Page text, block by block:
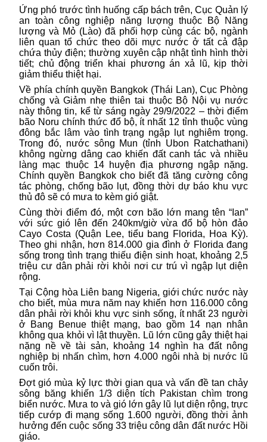
Ứng phó trước tình huống cấp bách trên, Cục Quản lý
an toàn công nghiệp năng lượng thuộc Bộ Năng
lượng và Mỏ (Lào) đã phối hợp cùng các bộ, ngành
liên quan tổ chức theo dõi mực nước ở tất cả đập
chứa thủy điện; thường xuyên cập nhật tình hình thời
tiết; chủ động triển khai phương án xả lũ, kịp thời
giảm thiểu thiệt hại.
Về phía chính quyền Bangkok (Thái Lan), Cục Phòng
chống và Giảm nhẹ thiên tai thuộc Bộ Nội vụ nước
này thông tin, kể từ sáng ngày 29/9/2022 – thời điểm
bão Noru chính thức đổ bộ, ít nhất 12 tỉnh thuộc vùng
đông bắc lâm vào tình trạng ngập lụt nghiêm trọng.
Trong đó, nước sông Mun (tỉnh Ubon Ratchathani)
không ngừng dâng cao khiến đất canh tác và nhiều
làng mạc thuộc 14 huyện địa phương ngập nặng.
Chính quyền Bangkok cho biết đã tăng cường công
tác phòng, chống bão lụt, đồng thời dự báo khu vực
thủ đô sẽ có mưa to kèm gió giật.
Cùng thời điểm đó, một cơn bão lớn mang tên “Ian”
với sức gió lên đến 240km/giờ vừa đổ bộ hòn đảo
Cayo Costa (Quận Lee, tiểu bang Florida, Hoa Kỳ).
Theo ghi nhận, hơn 814.000 gia đình ở Florida đang
sống trong tình trạng thiếu điện sinh hoạt, khoảng 2,5
triệu cư dân phải rời khỏi nơi cư trú vì ngập lụt diện
rộng.
Tại Cộng hòa Liên bang Nigeria, giới chức nước này
cho biết, mùa mưa năm nay khiến hơn 116.000 công
dân phải rời khỏi khu vực sinh sống, ít nhất 23 người
ở Bang Benue thiệt mạng, bao gồm 14 nạn nhân
không qua khỏi vì lật thuyền. Lũ lớn cũng gây thiệt hại
nặng nề về tài sản, khoảng 14 nghìn ha đất nông
nghiệp bị nhấn chìm, hơn 4.000 ngôi nhà bị nước lũ
cuốn trôi.
Đợt gió mùa kỷ lực thời gian qua và vấn đề tan chảy
sông băng khiến 1/3 diện tích Pakistan chìm trong
biển nước. Mưa to và gió lớn gây lũ lụt diện rộng, trực
tiếp cướp đi mạng sống 1.600 người, đồng thời ảnh
hưởng đến cuộc sống 33 triệu công dân đất nước Hồi
giáo.